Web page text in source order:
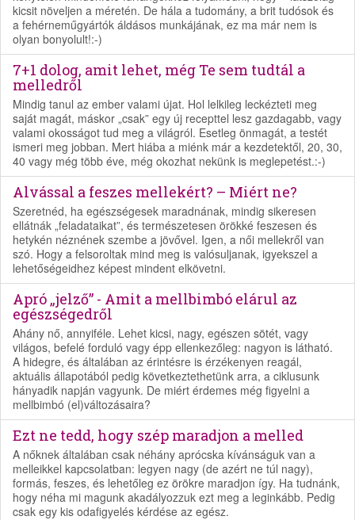
kicsit növeljen a méretén. De hála a tudomány, a brit tudósok és
a fehérneműgyártók áldásos munkájának, ez ma már nem is
olyan bonyolult!:-)
7+1 dolog, amit lehet, még Te sem tudtál a
melledről
Mindig tanul az ember valami újat. Hol lelkileg leckézteti meg
saját magát, máskor „csak” egy új recepttel lesz gazdagabb, vagy
valami okosságot tud meg a világról. Esetleg önmagát, a testét
ismeri meg jobban. Mert hiába a miénk már a kezdetektől, 20, 30,
40 vagy még több éve, még okozhat nekünk is meglepetést.:-)
Alvással a feszes mellekért? – Miért ne?
Szeretnéd, ha egészségesek maradnának, mindig sikeresen
ellátnák „feladataikat”, és természetesen örökké feszesen és
hetykén néznének szembe a jövővel. Igen, a női mellekről van
szó. Hogy a felsoroltak mind meg is valósuljanak, igyekszel a
lehetőségeidhez képest mindent elkövetni.
Apró „jelző” - Amit a mellbimbó elárul az
egészségedről
Ahány nő, annyiféle. Lehet kicsi, nagy, egészen sötét, vagy
világos, befelé forduló vagy épp ellenkezőleg: nagyon is látható.
A hidegre, és általában az érintésre is érzékenyen reagál,
aktuális állapotából pedig következtethetünk arra, a ciklusunk
hányadik napján vagyunk. De miért érdemes még figyelni a
mellbimbó (el)változásaira?
Ezt ne tedd, hogy szép maradjon a melled
A nőknek általában csak néhány aprócska kívánságuk van a
melleikkel kapcsolatban: legyen nagy (de azért ne túl nagy),
formás, feszes, és lehetőleg ez örökre maradjon így. Ha tudnánk,
hogy néha mi magunk akadályozzuk ezt meg a leginkább. Pedig
csak egy kis odafigyelés kérdése az egész.